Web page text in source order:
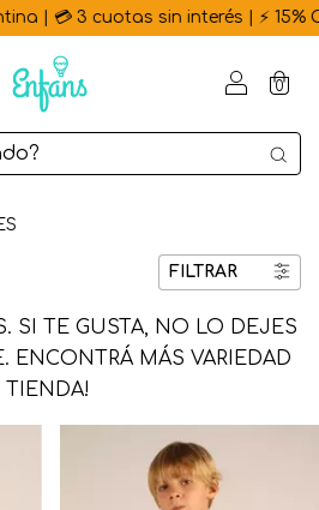
| ⚡ 15% OFF por
0
FILTRAR
SI TE GUSTA, NO LO DEJES
ENCONTRÁ MÁS VARIEDAD
TIENDA!